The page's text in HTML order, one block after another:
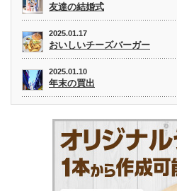
友達の結婚式
2025.01.17
おいしいチーズバーガー
2025.01.10
年末の買出